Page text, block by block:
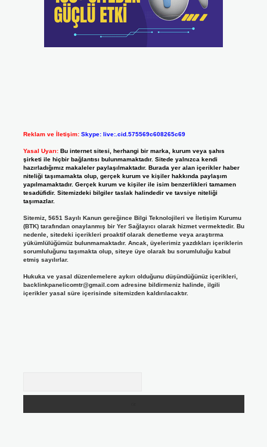
Reklam ve İletişim: Skype: live:.cid.575569c608265c69
Yasal Uyarı: Bu internet sitesi, herhangi bir marka, kurum veya şahıs
şirketi ile hiçbir bağlantısı bulunmamaktadır. Sitede yalnızca kendi
hazırladığımız makaleler paylaşılmaktadır. Burada yer alan içerikler haber
niteliği taşımamakta olup, gerçek kurum ve kişiler hakkında paylaşım
yapılmamaktadır. Gerçek kurum ve kişiler ile isim benzerlikleri tamamen
tesadüfidir. Sitemizdeki bilgiler taslak halindedir ve tavsiye niteliği
taşımazlar.
Sitemiz, 5651 Sayılı Kanun gereğince Bilgi Teknolojileri ve İletişim Kurumu
(BTK) tarafından onaylanmış bir Yer Sağlayıcı olarak hizmet vermektedir. Bu
nedenle, sitedeki içerikleri proaktif olarak denetleme veya araştırma
yükümlülüğümüz bulunmamaktadır. Ancak, üyelerimiz yazdıkları içeriklerin
sorumluluğunu taşımakta olup, siteye üye olarak bu sorumluluğu kabul
etmiş sayılırlar.
Hukuka ve yasal düzenlemelere aykırı olduğunu düşündüğünüz içerikleri,
backlinkpanelicomtr@gmail.comadresine bildirmeniz halinde, ilgili
içerikler yasal süre içerisinde sitemizden kaldırılacaktır.